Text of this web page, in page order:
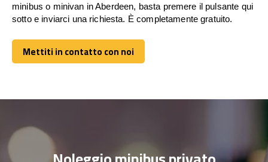
minibus o minivan in Aberdeen, basta premere il pulsante qui
sotto e inviarci una richiesta. È completamente gratuito.
Mettiti in contatto con noi
Mettiti in contatto con noi